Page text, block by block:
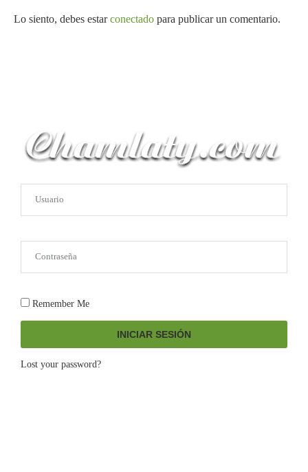
Lo siento, debes estarconectado para publicar un comentario.
Remember Me
INICIAR SESIÓN
Lost your password?